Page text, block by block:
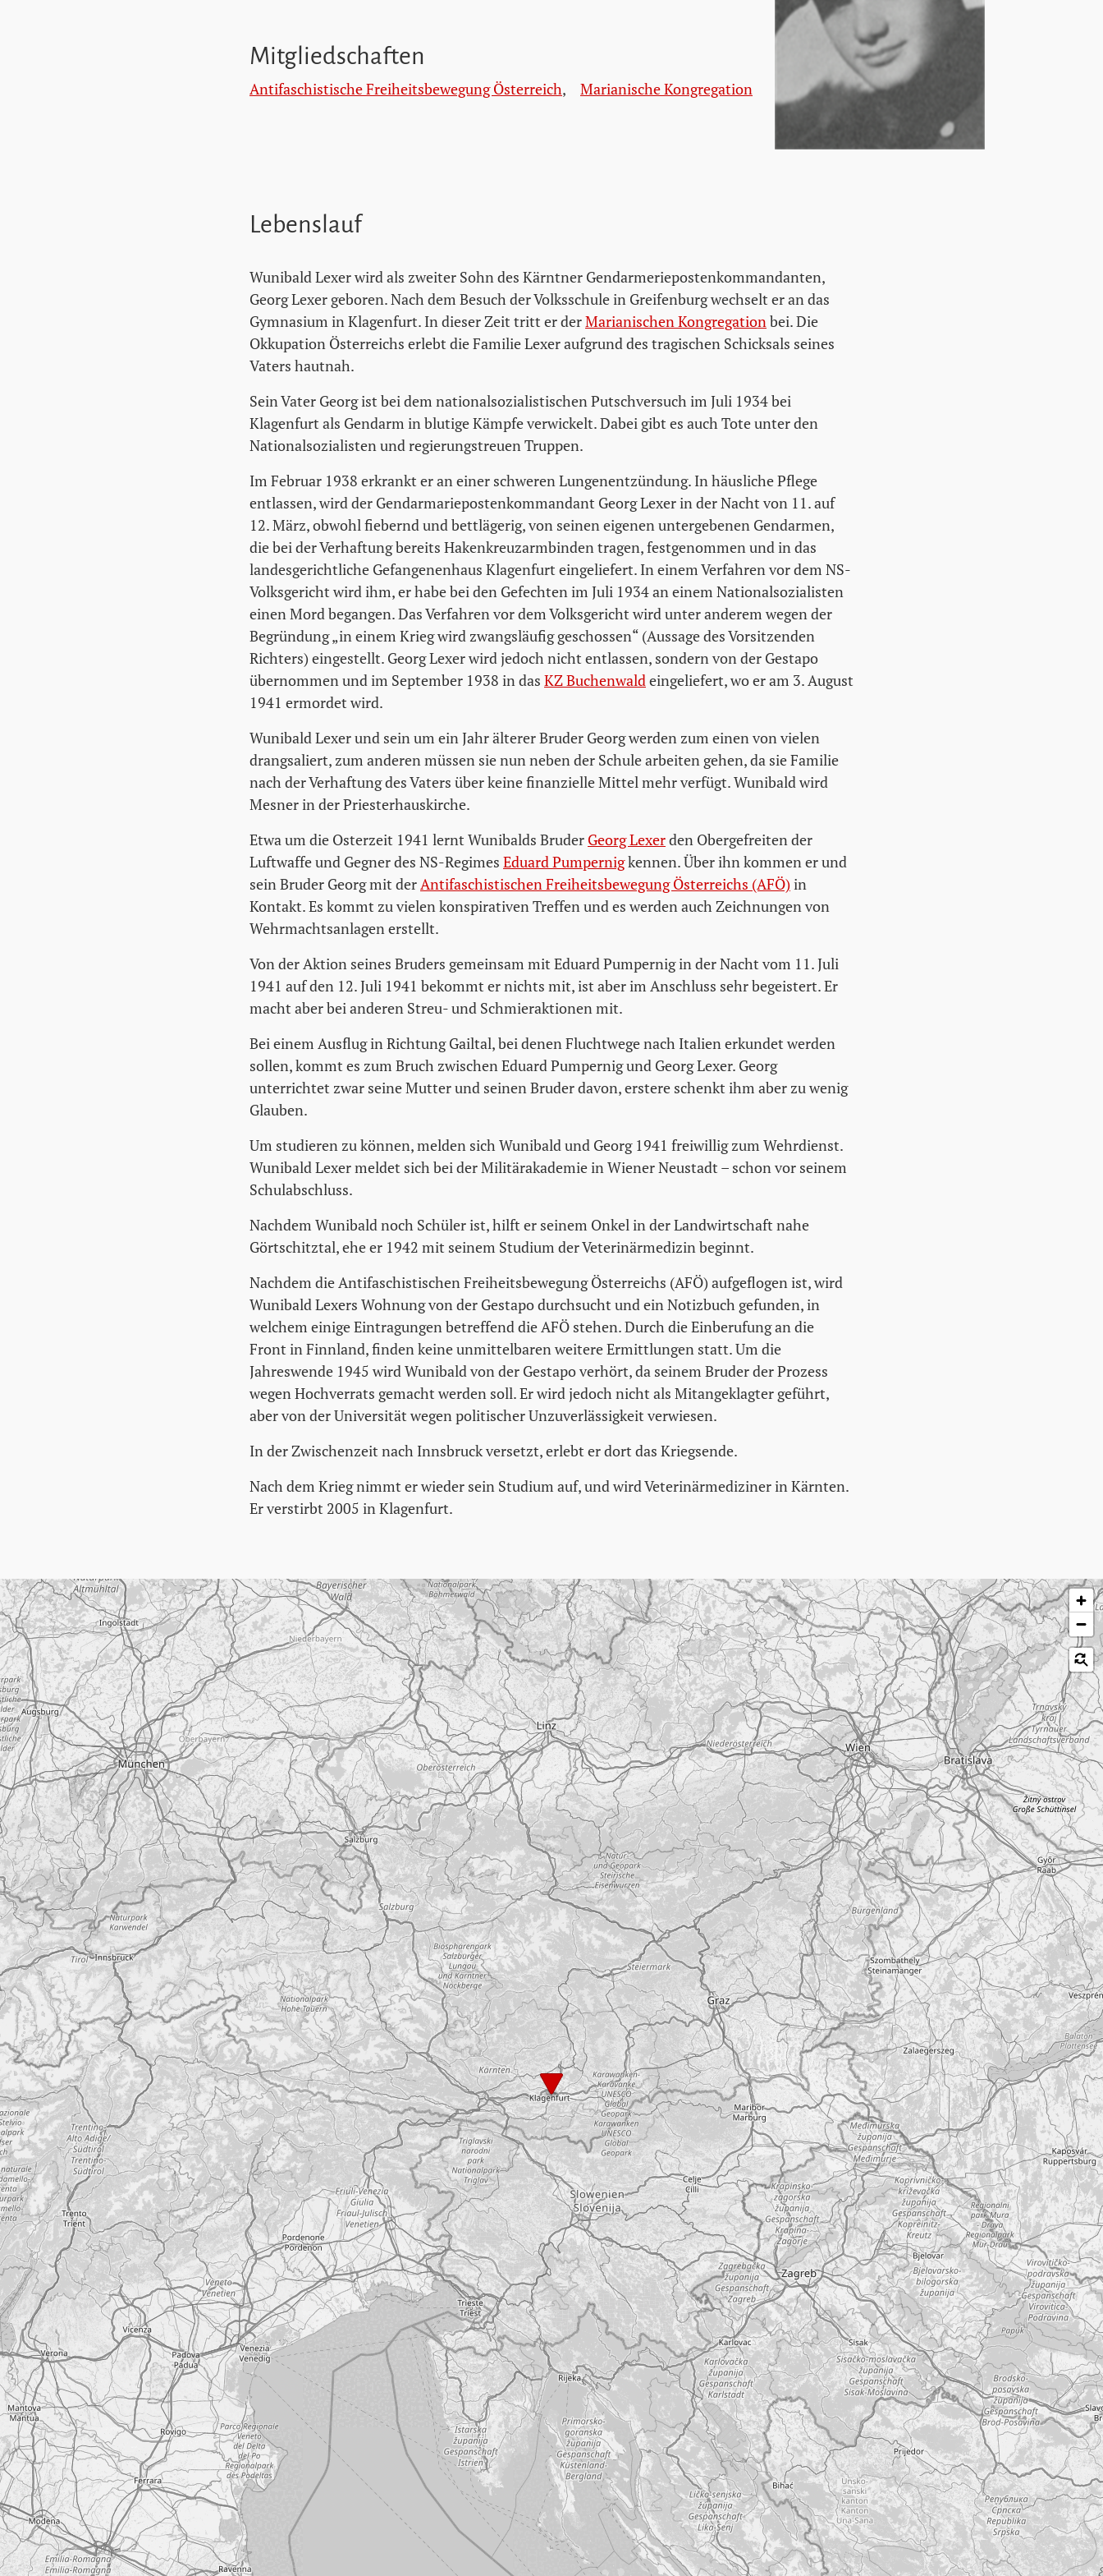
Mitgliedschaften
Antifaschistische Freiheitsbewegung Österreich, Marianische Kongregation
Lebenslauf
Wunibald Lexer wird als zweiter Sohn des Kärntner Gendarmeriepostenkommandanten,
Georg Lexer geboren. Nach dem Besuch der Volksschule in Greifenburg wechselt er an das
Gymnasium in Klagenfurt. In dieser Zeit tritt er derMarianischen Kongregationbei. Die
Okkupation Österreichs erlebt die Familie Lexer aufgrund des tragischen Schicksals seines
Vaters hautnah.
Sein Vater Georg ist bei dem nationalsozialistischen Putschversuch im Juli 1934 bei
Klagenfurt als Gendarm in blutige Kämpfe verwickelt. Dabei gibt es auch Tote unter den
Nationalsozialisten und regierungstreuen Truppen.
Im Februar 1938 erkrankt er an einer schweren Lungenentzündung. In häusliche Pflege
entlassen, wird der Gendarmariepostenkommandant Georg Lexer in der Nacht von 11. auf
12. März, obwohl fiebernd und bettlägerig, von seinen eigenen untergebenen Gendarmen,
die bei der Verhaftung bereits Hakenkreuzarmbinden tragen, festgenommen und in das
landesgerichtliche Gefangenenhaus Klagenfurt eingeliefert. In einem Verfahren vor dem NS-
Volksgericht wird ihm, er habe bei den Gefechten im Juli 1934 an einem Nationalsozialisten
einen Mord begangen. Das Verfahren vor dem Volksgericht wird unter anderem wegen der
Begründung „in einem Krieg wird zwangsläufig geschossen“ (Aussage des Vorsitzenden
Richters) eingestellt. Georg Lexer wird jedoch nicht entlassen, sondern von der Gestapo
übernommen und im September 1938 in das KZ Buchenwaldeingeliefert, wo er am 3. August
1941 ermordet wird.
Wunibald Lexer und sein um ein Jahr älterer Bruder Georg werden zum einen von vielen
drangsaliert, zum anderen müssen sie nun neben der Schule arbeiten gehen, da sie Familie
nach der Verhaftung des Vaters über keine finanzielle Mittel mehr verfügt. Wunibald wird
Mesner in der Priesterhauskirche.
Etwa um die Osterzeit 1941 lernt Wunibalds Bruder Georg Lexerden Obergefreiten der
Luftwaffe und Gegner des NS-Regimes Eduard Pumpernigkennen. Über ihn kommen er und
sein Bruder Georg mit derAntifaschistischen Freiheitsbewegung Österreichs (AFÖ)in
Kontakt. Es kommt zu vielen konspirativen Treffen und es werden auch Zeichnungen von
Wehrmachtsanlagen erstellt.
Von der Aktion seines Bruders gemeinsam mit Eduard Pumpernig in der Nacht vom 11. Juli
1941 auf den 12. Juli 1941 bekommt er nichts mit, ist aber im Anschluss sehr begeistert. Er
macht aber bei anderen Streu- und Schmieraktionen mit.
Bei einem Ausflug in Richtung Gailtal, bei denen Fluchtwege nach Italien erkundet werden
sollen, kommt es zum Bruch zwischen Eduard Pumpernig und Georg Lexer. Georg
unterrichtet zwar seine Mutter und seinen Bruder davon, erstere schenkt ihm aber zu wenig
Glauben.
Um studieren zu können, melden sich Wunibald und Georg 1941 freiwillig zum Wehrdienst.
Wunibald Lexer meldet sich bei der Militärakademie in Wiener Neustadt – schon vor seinem
Schulabschluss.
Nachdem Wunibald noch Schüler ist, hilft er seinem Onkel in der Landwirtschaft nahe
Görtschitztal, ehe er 1942 mit seinem Studium der Veterinärmedizin beginnt.
Nachdem die Antifaschistischen Freiheitsbewegung Österreichs (AFÖ) aufgeflogen ist, wird
Wunibald Lexers Wohnung von der Gestapo durchsucht und ein Notizbuch gefunden, in
welchem einige Eintragungen betreffend die AFÖ stehen. Durch die Einberufung an die
Front in Finnland, finden keine unmittelbaren weitere Ermittlungen statt. Um die
Jahreswende 1945 wird Wunibald von der Gestapo verhört, da seinem Bruder der Prozess
wegen Hochverrats gemacht werden soll. Er wird jedoch nicht als Mitangeklagter geführt,
aber von der Universität wegen politischer Unzuverlässigkeit verwiesen.
In der Zwischenzeit nach Innsbruck versetzt, erlebt er dort das Kriegsende.
Nach dem Krieg nimmt er wieder sein Studium auf, und wird Veterinärmediziner in Kärnten.
Er verstirbt 2005 in Klagenfurt.
Karte überspringen